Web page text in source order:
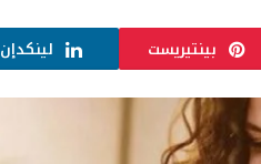
بينتيريست لينكدإن